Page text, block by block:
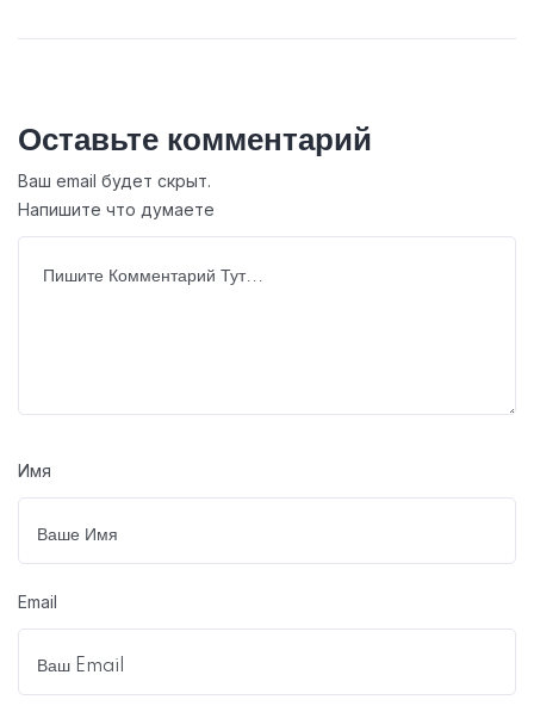
Оставьте комментарий
Ваш email будет скрыт.
Напишите что думаете
Имя
Email